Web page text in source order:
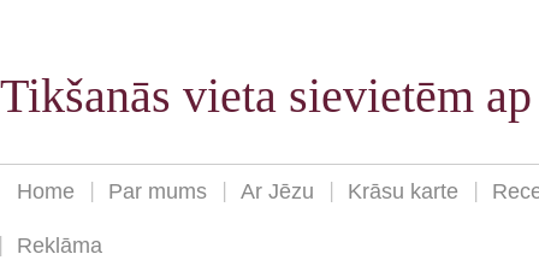
Tikšanās vieta sievietēm
Home Par mums Ar Jēzu Krāsu karte
Reklāma